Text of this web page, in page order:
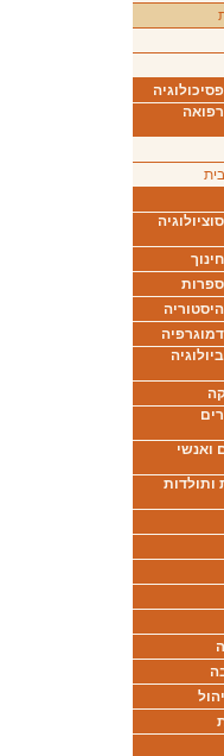
ואנשי
ותולדות